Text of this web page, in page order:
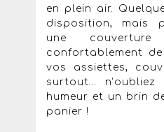
en plein air.
disposition, mais
une
confortablement de
vos assiettes,
surtout…
humeur et un brin
panier !